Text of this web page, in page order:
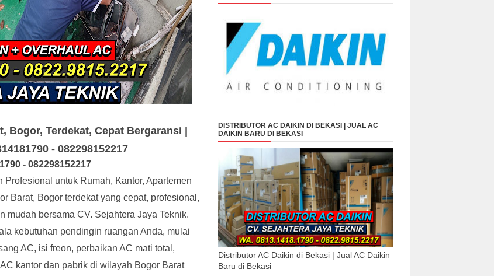
Bogor, Terdekat, Cepat Bergaransi |
- 082298152217
0 - 082298152217
untuk Rumah, Kantor, Apartemen
Barat, Bogor terdekat yang cepat, profesional,
mudah bersama CV. Sejahtera Jaya Teknik.
kebutuhan pendingin ruangan Anda, mulai
AC, isi freon, perbaikan AC mati total,
kantor dan pabrik di wilayah Bogor Barat
DISTRIBUTOR AC DAIKIN DI BEKASI | JUAL AC
DAIKIN BARU DI BEKASI
Distributor AC Daikin di Bekasi | Jual AC Daikin
Baru di Bekasi